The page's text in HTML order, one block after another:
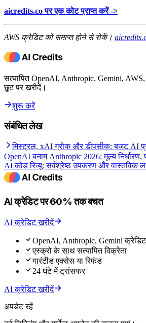
aicredits.co पर एक कोट प्राप्त करें ->
AWS क्रेडिट को समाप्त होने से रोकें।
सत्यापित OpenAI, Anthropic, Gemini,
छूट पर खरीदें।
शुरू करें
संबंधित लेख
मिस्ट्रल, xAI ग्रोक और डीपसीक: बजट AI
OpenAI बनाम Anthropic 2026: मूल्य
AI कोड रिव्यू: सर्वश्रेष्ठ उपकरण और वास्तविक
AI क्रेडिट पर 60% तक बचत
AI क्रेडिट खरीदें
OpenAI, Anthropic, Gemini क्रेडिट
एस्क्रो के साथ सत्यापित विक्रेता
गारंटीड एक्सेस या रिफंड
24 घंटे में ट्रांसफर
AI क्रेडिट खरीदें
अपडेट रहें